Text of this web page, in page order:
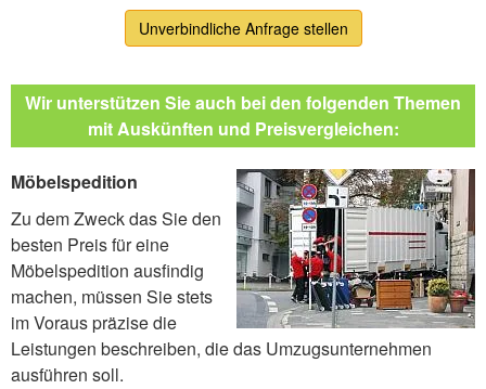
Unverbindliche Anfrage stellen
Wir unterstützen Sie auch bei den folgenden Themen
mit Auskünften und Preisvergleichen:
Möbelspedition
Zu dem Zweck das Sie den
besten Preis für eine
Möbelspedition ausfindig
machen, müssen Sie stets
im Voraus präzise die
Leistungen beschreiben, die das Umzugsunternehmen
ausführen soll.